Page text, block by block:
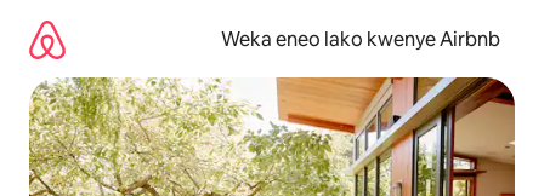
kwenda
kwenye
maudhui
Weka eneo lako kwenye Airbnb